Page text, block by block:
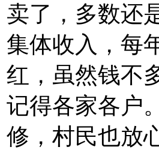
卖了，多数还
集体收入，每
红，虽然钱不
记得各家各户
修，村民也放